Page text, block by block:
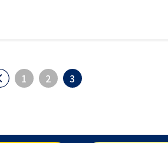
Ｑ＆Ａ よくあるご質問
資料の料金の
お支払いについて
1 2 3